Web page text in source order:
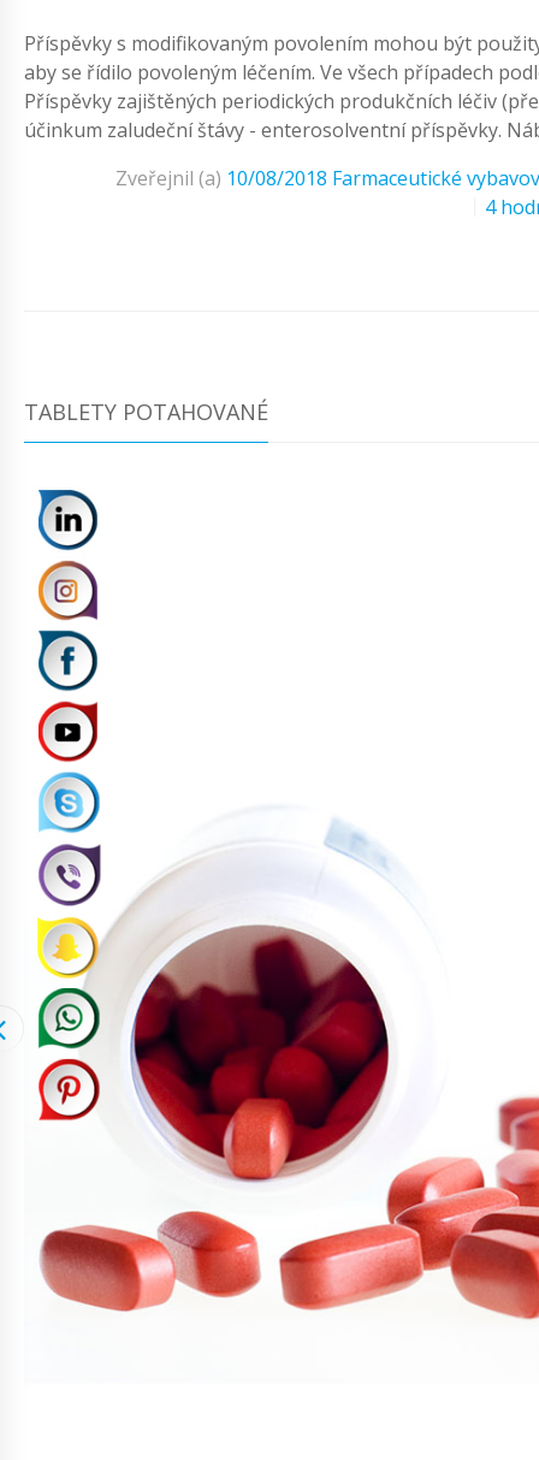
Příspěvky s modifikovaným povolením mohou být
aby se řídilo povoleným léčením. Ve všech případech
Příspěvky zajištěných periodických produkčních léčiv
účinkum zaludeční štávy - enterosolventní příspěvky.
Zveřejnil (a) 10/08/2018 Farmaceutické
4
TABLETY POTAHOVANÉ